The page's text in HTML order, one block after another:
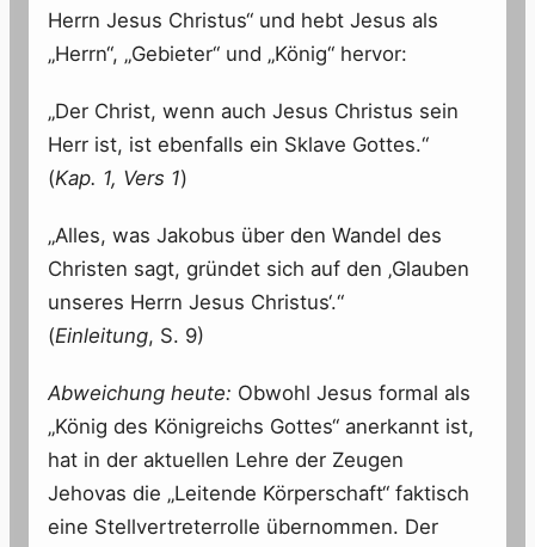
Herrn Jesus Christus“ und hebt Jesus als
„Herrn“, „Gebieter“ und „König“ hervor:
„Der Christ, wenn auch Jesus Christus sein
Herr ist, ist ebenfalls ein Sklave Gottes.“
(Kap. 1, Vers 1)
„Alles, was Jakobus über den Wandel des
Christen sagt, gründet sich auf den ‚Glauben
unseres Herrn Jesus Christus‘.“
(Einleitung, S. 9)
Abweichung heute: Obwohl Jesus formal als
„König des Königreichs Gottes“ anerkannt ist,
hat in der aktuellen Lehre der Zeugen
Jehovas die „Leitende Körperschaft“ faktisch
eine Stellvertreterrolle übernommen. Der